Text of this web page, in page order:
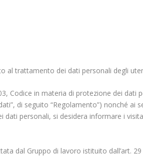
al trattamento dei dati personali degli
Codice in materia di protezione dei dati
di seguito “Regolamento”) nonché ai
personali, si desidera informare i
dal Gruppo di lavoro istituito dall’art.